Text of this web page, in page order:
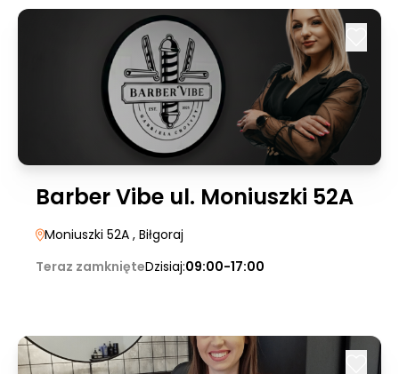
Barber Vibe ul. Moniuszki 52A
Moniuszki 52A , Biłgoraj
Teraz zamknięteDzisiaj:09:00-17:00